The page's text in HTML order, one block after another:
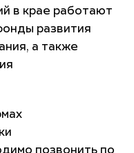
в крае работают
развития
а также
позвонить по